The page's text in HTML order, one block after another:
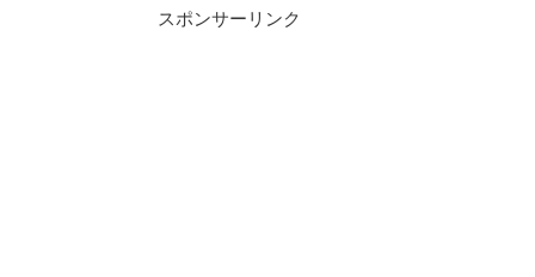
スポンサーリンク